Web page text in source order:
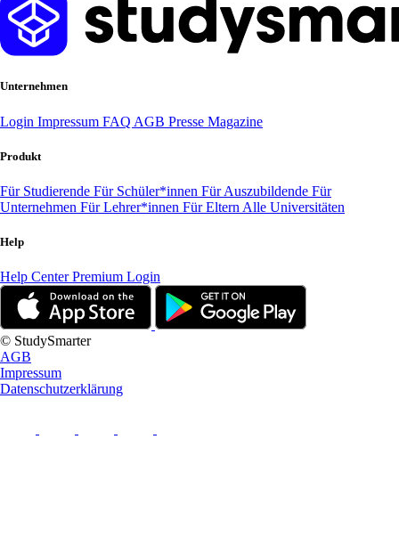
Unternehmen
Login Impressum FAQ AGB Presse Magazine
Produkt
Für Studierende Für Schüler*innen Für Auszubildende Für
Unternehmen Für Lehrer*innen Für Eltern Alle Universitäten
Help
Help CenterPremium Login
© StudySmarter
AGB
Impressum
Datenschutzerklärung